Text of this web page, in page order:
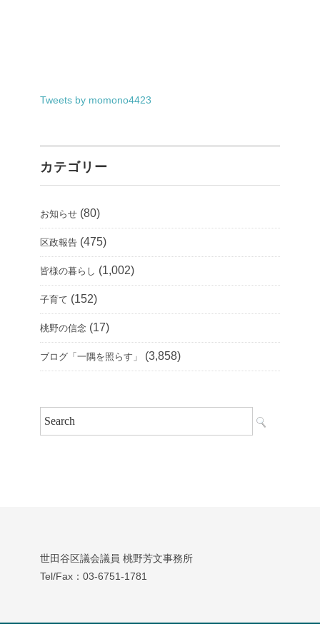
Tweets by momono4423
カテゴリー
お知らせ (80)
区政報告 (475)
皆様の暮らし (1,002)
子育て (152)
桃野の信念 (17)
ブログ「一隅を照らす」 (3,858)
世田谷区議会議員 桃野芳文事務所
Tel/Fax：03‐6751‐1781